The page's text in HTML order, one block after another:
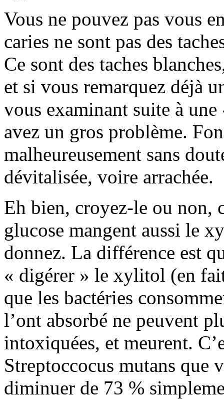
Vous ne pouvez pas vous
caries ne sont pas des
Ce sont des taches
et si vous remarquez déjà
vous examinant suite à une
avez un gros problème.
malheureusement sans
dévitalisée, voire arrachée.
Eh bien, croyez-le ou non,
glucose mangent aussi le
donnez. La différence est
« digérer » le xylitol (en
que les bactéries
l’ont absorbé ne peuvent
intoxiquées, et meurent.
Streptoccocus mutans que
diminuer de 73 %